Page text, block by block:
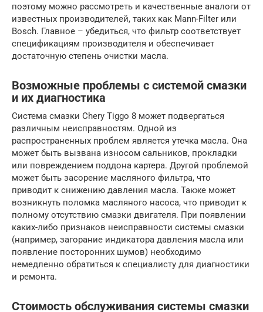
поэтому можно рассмотреть и качественные аналоги от
известных производителей, таких как Mann-Filter или
Bosch. Главное – убедиться, что фильтр соответствует
спецификациям производителя и обеспечивает
достаточную степень очистки масла.
Возможные проблемы с системой смазки
и их диагностика
Система смазки Chery Tiggo 8 может подвергаться
различным неисправностям. Одной из
распространенных проблем является утечка масла. Она
может быть вызвана износом сальников, прокладки
или повреждением поддона картера. Другой проблемой
может быть засорение масляного фильтра, что
приводит к снижению давления масла. Также может
возникнуть поломка масляного насоса, что приводит к
полному отсутствию смазки двигателя. При появлении
каких-либо признаков неисправности системы смазки
(например, загорание индикатора давления масла или
появление посторонних шумов) необходимо
немедленно обратиться к специалисту для диагностики
и ремонта.
Стоимость обслуживания системы смазки